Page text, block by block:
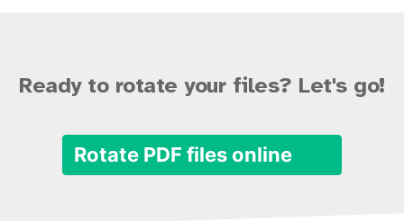
Ready to rotate your files? Let's go!
Rotate PDF files online